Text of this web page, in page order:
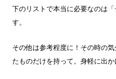
下のリストで本当に必要なのは
す。
その他は参考程度に！その時の
たものだけを持って。身軽に出か